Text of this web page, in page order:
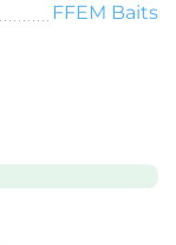
FFEM Baits